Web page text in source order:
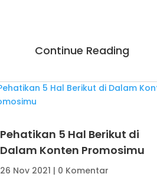
Continue Reading
Pehatikan 5 Hal Berikut di
Dalam Konten Promosimu
26 Nov 2021 | 0 Komentar